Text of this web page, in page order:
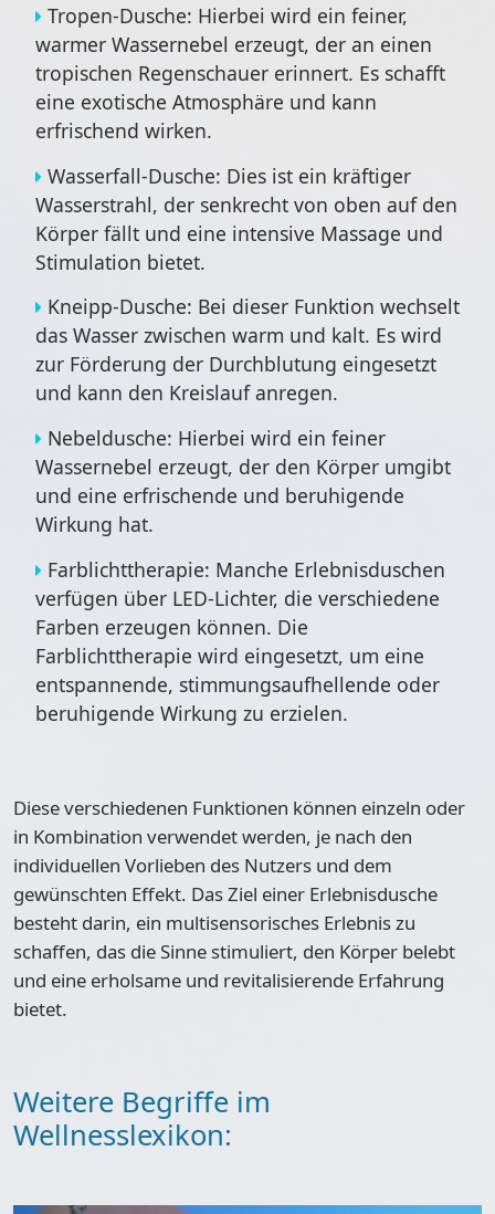
Tropen-Dusche: Hierbei wird ein feiner,
warmer Wassernebel erzeugt, der an einen
tropischen Regenschauer erinnert. Es schafft
eine exotische Atmosphäre und kann
erfrischend wirken.
Wasserfall-Dusche: Dies ist ein kräftiger
Wasserstrahl, der senkrecht von oben auf den
Körper fällt und eine intensive Massage und
Stimulation bietet.
Kneipp-Dusche: Bei dieser Funktion wechselt
das Wasser zwischen warm und kalt. Es wird
zur Förderung der Durchblutung eingesetzt
und kann den Kreislauf anregen.
Nebeldusche: Hierbei wird ein feiner
Wassernebel erzeugt, der den Körper umgibt
und eine erfrischende und beruhigende
Wirkung hat.
Farblichttherapie: Manche Erlebnisduschen
verfügen über LED-Lichter, die verschiedene
Farben erzeugen können. Die
Farblichttherapie wird eingesetzt, um eine
entspannende, stimmungsaufhellende oder
beruhigende Wirkung zu erzielen.
Diese verschiedenen Funktionen können einzeln oder
in Kombination verwendet werden, je nach den
individuellen Vorlieben des Nutzers und dem
gewünschten Effekt. Das Ziel einer Erlebnisdusche
besteht darin, ein multisensorisches Erlebnis zu
schaffen, das die Sinne stimuliert, den Körper belebt
und eine erholsame und revitalisierende Erfahrung
bietet.
Weitere Begriffe im
Wellnesslexikon: